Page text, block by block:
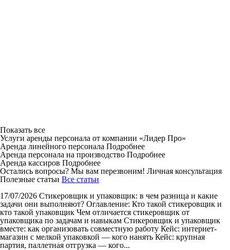
Показать все
Услуги аренды персонала от компании «Лидер Про»
Аренда линейного персонала Подробнее
Аренда персонала на производство Подробнее
Аренда кассиров Подробнее
Остались вопросы? Мы вам перезвоним! Личная консультация
Полезные статьи Все статьи
17/07/2026 Стикеровщик и упаковщик: в чем разница и какие
задачи они выполняют? Оглавление: Кто такой стикеровщик и
кто такой упаковщик Чем отличается стикеровщик от
упаковщика по задачам и навыкам Стикеровщик и упаковщик
вместе: как организовать совместную работу Кейс: интернет-
магазин с мелкой упаковкой — кого нанять Кейс: крупная
партия, паллетная отгрузка — кого...